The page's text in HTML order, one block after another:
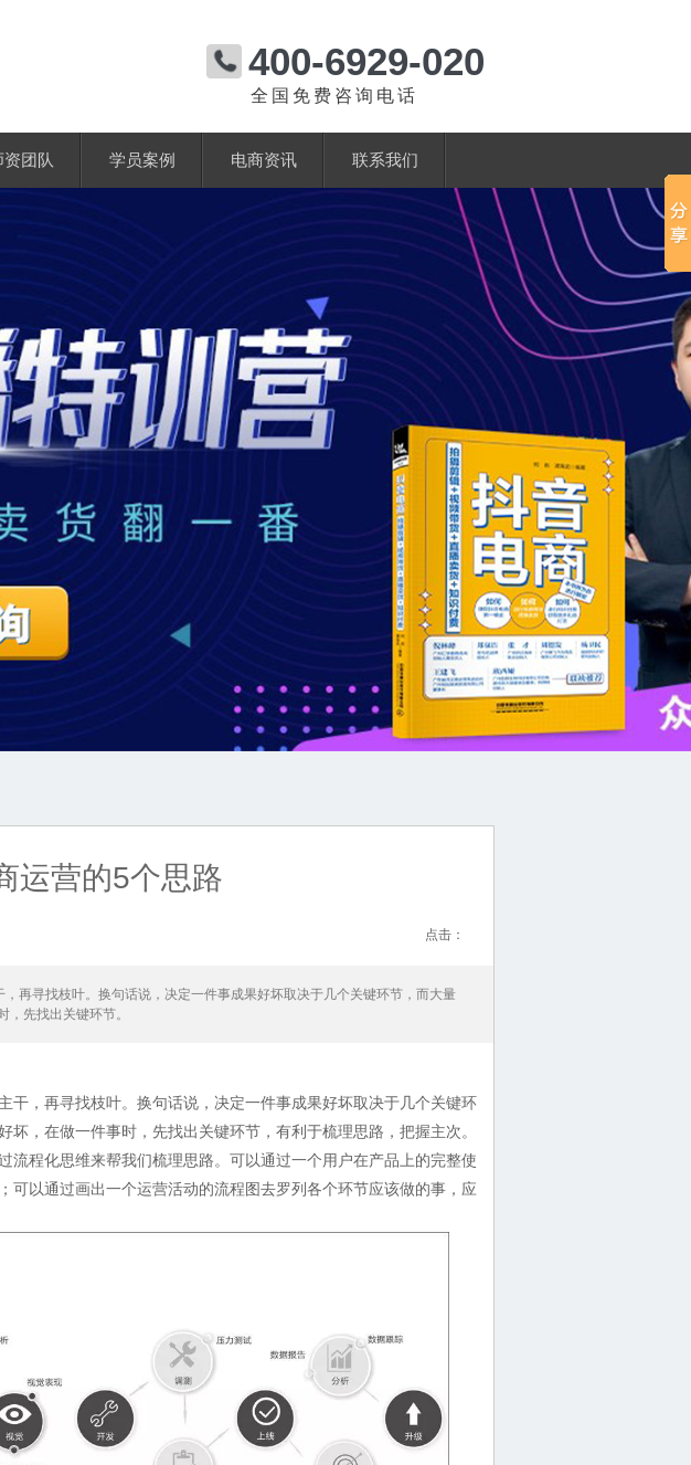
400-6929-020
全国免费咨询电话
资团队 学员案例 电商资讯 联系我们
运营的5个思路
点击：
再寻找枝叶。换句话说，决定一件事成果好坏取决于几个关键环节，而大量
先找出关键环节。
，再寻找枝叶。换句话说，决定一件事成果好坏取决于几个关键环
，在做一件事时，先找出关键环节，有利于梳理思路，把握主次。
程化思维来帮我们梳理思路。可以通过一个用户在产品上的完整使
可以通过画出一个运营活动的流程图去罗列各个环节应该做的事，应